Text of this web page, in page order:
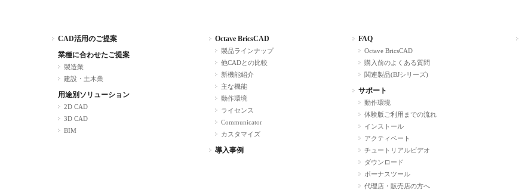
CAD活用のご提案
業種に合わせたご提案
製造業
建設・土木業
用途別ソリューション
2D CAD
3D CAD
BIM
Octave BricsCAD
製品ラインナップ
他CADとの比較
新機能紹介
主な機能
動作環境
ライセンス
Communicator
カスタマイズ
導入事例
FAQ
Octave BricsCAD
購入前のよくある質問
関連製品(BJシリーズ)
サポート
動作環境
体験版ご利用までの流れ
インストール
アクティベート
チュートリアルビデオ
ダウンロード
ボーナスツール
代理店・販売店の方へ